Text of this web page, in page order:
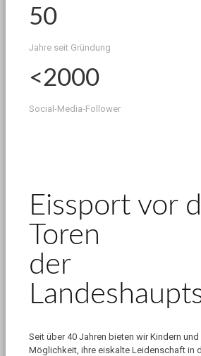
50
Jahre seit Gründung
<2000
Social-Media-Follower
Eissport vor
Toren
der
Seit über 40 Jahren bieten wir Kindern
Möglichkeit, ihre eiskalte Leidenschaft in